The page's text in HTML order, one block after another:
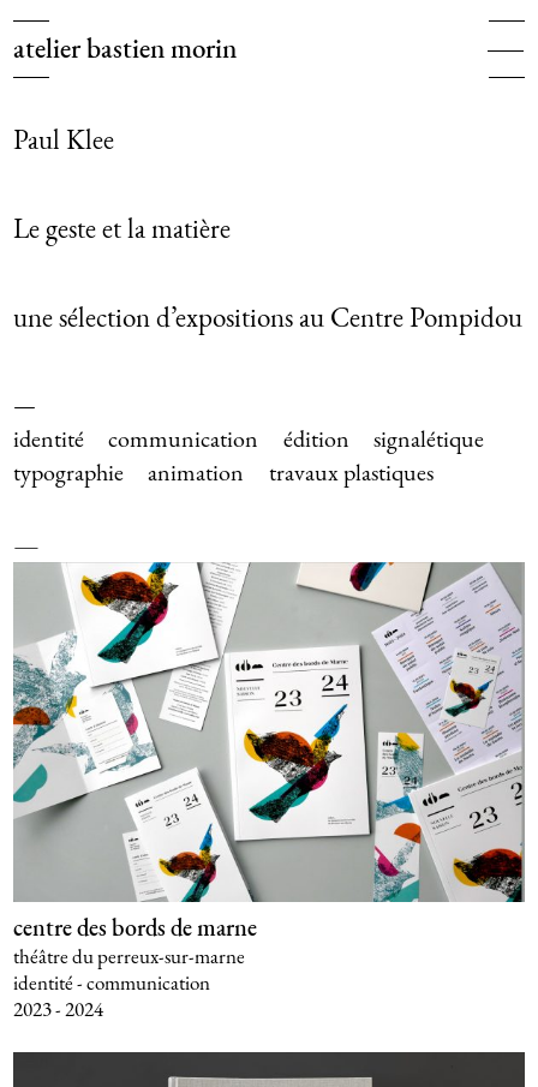
bastien morin
projets
clients
—atelier@bastienmorin.fr
—
Client: Centre Pompidou
La Méditerranée et l’art moderne
Paul Klee
Le geste et la matière
une sélection d’expositions au Centre Pompidou
identité communication édition
signalétique
typographie
animation travaux plastiques
centre des bords de marne
théâtre du perreux-sur-marne
identité - communication
2023 - 2024